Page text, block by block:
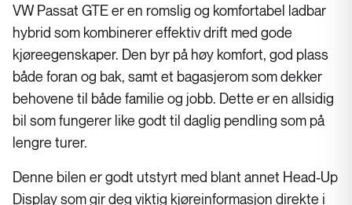
VW Passat GTE er en romslig og komfortabel ladbar
hybrid som kombinerer effektiv drift med gode
kjøreegenskaper. Den byr på høy komfort, god plass
både foran og bak, samt et bagasjerom som dekker
behovene til både familie og jobb. Dette er en allsidig
bil som fungerer like godt til daglig pendling som på
lengre turer.
Denne bilen er godt utstyrt med blant annet Head-Up
Display som gir deg viktig kjøreinformasjon direkte i